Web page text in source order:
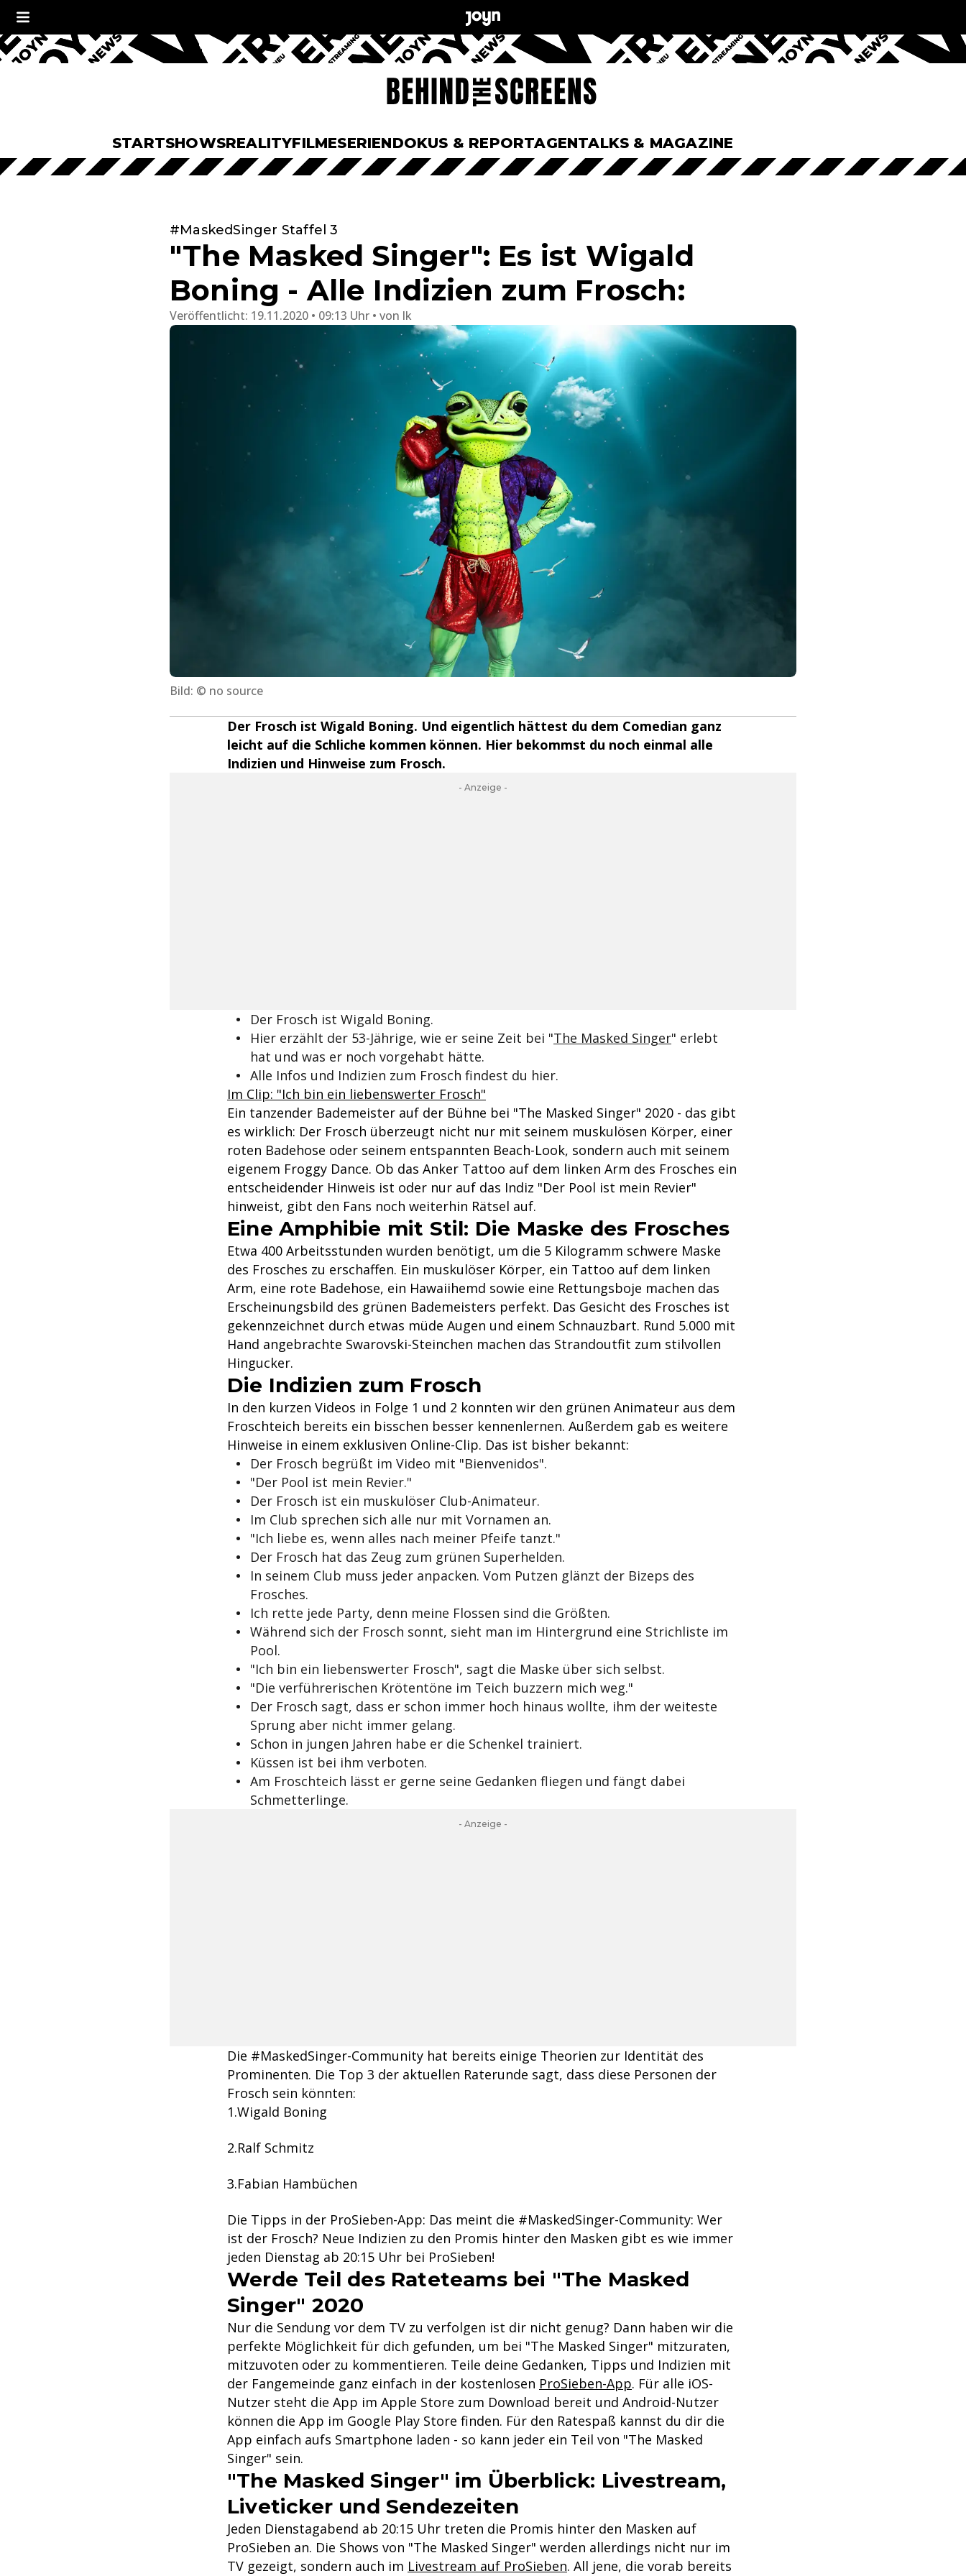
STARTSHOWSREALITYFILMESERIENDOKUS & REPORTAGENTALKS & MAGAZINE
#MaskedSinger Staffel 3
"The Masked Singer": Es ist Wigald
Boning - Alle Indizien zum Frosch:
Veröffentlicht: 19.11.2020 • 09:13 Uhr von lk
Bild: © no source
Der Frosch ist Wigald Boning. Und eigentlich hättest du dem Comedian ganz
leicht auf die Schliche kommen können. Hier bekommst du noch einmal alle
Indizien und Hinweise zum Frosch.
- Anzeige -
Der Frosch ist Wigald Boning.
Hier erzählt der 53-Jährige, wie er seine Zeit bei "The Masked Singer" erlebt
hat und was er noch vorgehabt hätte.
Alle Infos und Indizien zum Frosch findest du hier.
Im Clip: "Ich bin ein liebenswerter Frosch"
Ein tanzender Bademeister auf der Bühne bei "The Masked Singer" 2020 - das gibt
es wirklich: Der Frosch überzeugt nicht nur mit seinem muskulösen Körper, einer
roten Badehose oder seinem entspannten Beach-Look, sondern auch mit seinem
eigenem Froggy Dance. Ob das Anker Tattoo auf dem linken Arm des Frosches ein
entscheidender Hinweis ist oder nur auf das Indiz "Der Pool ist mein Revier"
hinweist, gibt den Fans noch weiterhin Rätsel auf.
Eine Amphibie mit Stil: Die Maske des Frosches
Etwa 400 Arbeitsstunden wurden benötigt, um die 5 Kilogramm schwere Maske
des Frosches zu erschaffen. Ein muskulöser Körper, ein Tattoo auf dem linken
Arm, eine rote Badehose, ein Hawaiihemd sowie eine Rettungsboje machen das
Erscheinungsbild des grünen Bademeisters perfekt. Das Gesicht des Frosches ist
gekennzeichnet durch etwas müde Augen und einem Schnauzbart. Rund 5.000 mit
Hand angebrachte Swarovski-Steinchen machen das Strandoutfit zum stilvollen
Hingucker.
Die Indizien zum Frosch
In den kurzen Videos in Folge 1 und 2 konnten wir den grünen Animateur aus dem
Froschteich bereits ein bisschen besser kennenlernen. Außerdem gab es weitere
Hinweise in einem exklusiven Online-Clip. Das ist bisher bekannt:
Der Frosch begrüßt im Video mit "Bienvenidos".
"Der Pool ist mein Revier."
Der Frosch ist ein muskulöser Club-Animateur.
Im Club sprechen sich alle nur mit Vornamen an.
"Ich liebe es, wenn alles nach meiner Pfeife tanzt."
Der Frosch hat das Zeug zum grünen Superhelden.
In seinem Club muss jeder anpacken. Vom Putzen glänzt der Bizeps des
Frosches.
Ich rette jede Party, denn meine Flossen sind die Größten.
Während sich der Frosch sonnt, sieht man im Hintergrund eine Strichliste im
Pool.
"Ich bin ein liebenswerter Frosch", sagt die Maske über sich selbst.
"Die verführerischen Krötentöne im Teich buzzern mich weg."
Der Frosch sagt, dass er schon immer hoch hinaus wollte, ihm der weiteste
Sprung aber nicht immer gelang.
Schon in jungen Jahren habe er die Schenkel trainiert.
Küssen ist bei ihm verboten.
Am Froschteich lässt er gerne seine Gedanken fliegen und fängt dabei
Schmetterlinge.
- Anzeige -
Die #MaskedSinger-Community hat bereits einige Theorien zur Identität des
Prominenten. Die Top 3 der aktuellen Raterunde sagt, dass diese Personen der
Frosch sein könnten:
Wigald Boning
Ralf Schmitz
Fabian Hambüchen
Die Tipps in der ProSieben-App: Das meint die #MaskedSinger-Community: Wer
ist der Frosch? Neue Indizien zu den Promis hinter den Masken gibt es wie immer
jeden Dienstag ab 20:15 Uhr bei ProSieben!
Werde Teil des Rateteams bei "The Masked
Singer" 2020
Nur die Sendung vor dem TV zu verfolgen ist dir nicht genug? Dann haben wir die
perfekte Möglichkeit für dich gefunden, um bei "The Masked Singer" mitzuraten,
mitzuvoten oder zu kommentieren. Teile deine Gedanken, Tipps und Indizien mit
der Fangemeinde ganz einfach in der kostenlosen ProSieben-App. Für alle iOS-
Nutzer steht die App im Apple Store zum Download bereit und Android-Nutzer
können die App im Google Play Store finden. Für den Ratespaß kannst du dir die
App einfach aufs Smartphone laden - so kann jeder ein Teil von "The Masked
Singer" sein.
"The Masked Singer" im Überblick: Livestream,
Liveticker und Sendezeiten
Jeden Dienstagabend ab 20:15 Uhr treten die Promis hinter den Masken auf
ProSieben an. Die Shows von "The Masked Singer" werden allerdings nicht nur im
TV gezeigt, sondern auch im Livestream auf ProSieben. All jene, die vorab bereits